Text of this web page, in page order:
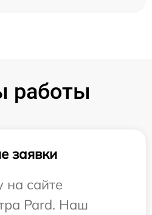
работы
заявки
на сайте
Pard. Наш